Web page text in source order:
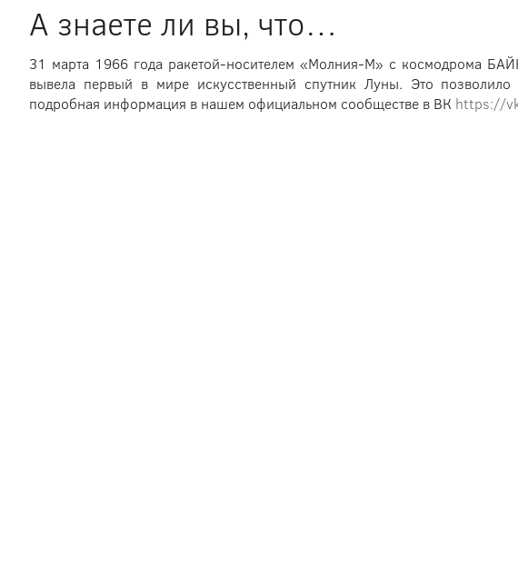
А знаете ли вы, что…
31 марта 1966 года ракетой-носителем «Молния-М» с космодрома
вывела первый в мире искусственный спутник Луны. Это позволило
подробная информация в нашем официальном сообществе в ВК https://